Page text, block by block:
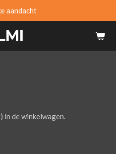
in de winkelwagen.